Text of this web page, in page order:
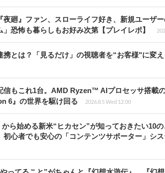
夜廻』ファン、スローライフ好き、新規ユーザ
恐怖も暮らしもお好み次第【プレイレポ】
とは？「見るだけ」の視聴者を“お客様"に変え
信もこれ1台。AMD Ryzen™ AIプロセッサ搭載
6』の世界を駆け回る
2026.8.5 Wed 12:00
から始める新米“ヒカセン”が知っておきたい10
初心者でも安心の「コンテンツサポーター」シス